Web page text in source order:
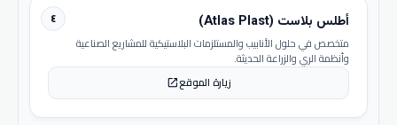
٤ أطلس بلاست (Atlas Plast)
متخصص في حلول الأنابيب والمستلزمات البلاستيكية للمشاريع الصناعية
وأنظمة الري والزراعة الحديثة.
زيارة الموقعopen_in_new